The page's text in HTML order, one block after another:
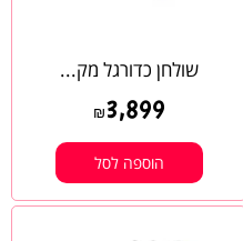
שולחן כדורגל מק...
₪3,899
הוספה לסל